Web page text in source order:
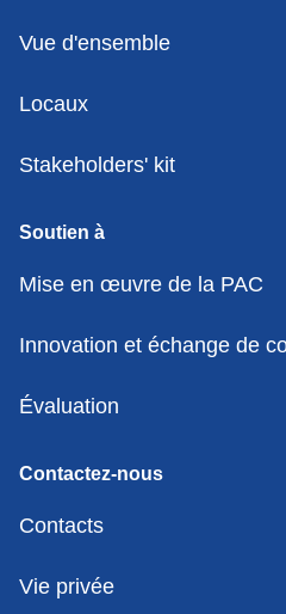
Vue d'ensemble
Locaux
Stakeholders' kit
Soutien à
Mise en œuvre de la PAC
Innovation et échange de
Évaluation
Contactez-nous
Contacts
Vie privée